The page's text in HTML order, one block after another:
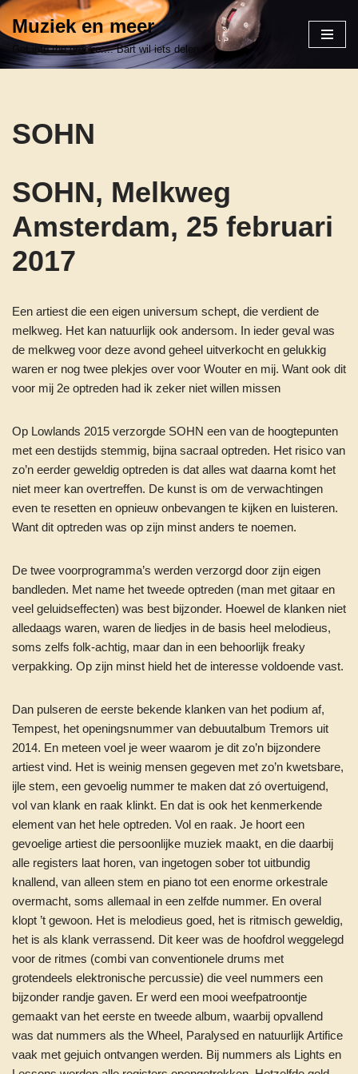
Ga
naar
Muziek en meer
Get into the groove.... Bart wil iets delen
SOHN
SOHN, Melkweg
Amsterdam, 25 februari
2017
Een artiest die een eigen universum schept, die verdient de
melkweg. Het kan natuurlijk ook andersom. In ieder geval was
de melkweg voor deze avond geheel uitverkocht en gelukkig
waren er nog twee plekjes over voor Wouter en mij. Want ook dit
voor mij 2e optreden had ik zeker niet willen missen
Op Lowlands 2015 verzorgde SOHN een van de hoogtepunten
met een destijds stemmig, bijna sacraal optreden. Het risico van
zo’n eerder geweldig optreden is dat alles wat daarna komt het
niet meer kan overtreffen. De kunst is om de verwachtingen
even te resetten en opnieuw onbevangen te kijken en luisteren.
Want dit optreden was op zijn minst anders te noemen.
De twee voorprogramma’s werden verzorgd door zijn eigen
bandleden. Met name het tweede optreden (man met gitaar en
veel geluidseffecten) was best bijzonder. Hoewel de klanken niet
alledaags waren, waren de liedjes in de basis heel melodieus,
soms zelfs folk-achtig, maar dan in een behoorlijk freaky
verpakking. Op zijn minst hield het de interesse voldoende vast.
Dan pulseren de eerste bekende klanken van het podium af,
Tempest, het openingsnummer van debuutalbum Tremors uit
2014. En meteen voel je weer waarom je dit zo’n bijzondere
artiest vind. Het is weinig mensen gegeven met zo’n kwetsbare,
ijle stem, een gevoelig nummer te maken dat zó overtuigend,
vol van klank en raak klinkt. En dat is ook het kenmerkende
element van het hele optreden. Vol en raak. Je hoort een
gevoelige artiest die persoonlijke muziek maakt, en die daarbij
alle registers laat horen, van ingetogen sober tot uitbundig
knallend, van alleen stem en piano tot een enorme orkestrale
overmacht, soms allemaal in een zelfde nummer. En overal
klopt ’t gewoon. Het is melodieus goed, het is ritmisch geweldig,
het is als klank verrassend. Dit keer was de hoofdrol weggelegd
voor de ritmes (combi van conventionele drums met
grotendeels elektronische percussie) die veel nummers een
bijzonder randje gaven. Er werd een mooi weefpatroontje
gemaakt van het eerste en tweede album, waarbij opvallend
was dat nummers als the Wheel, Paralysed en natuurlijk Artifice
vaak met gejuich ontvangen werden. Bij nummers als Lights en